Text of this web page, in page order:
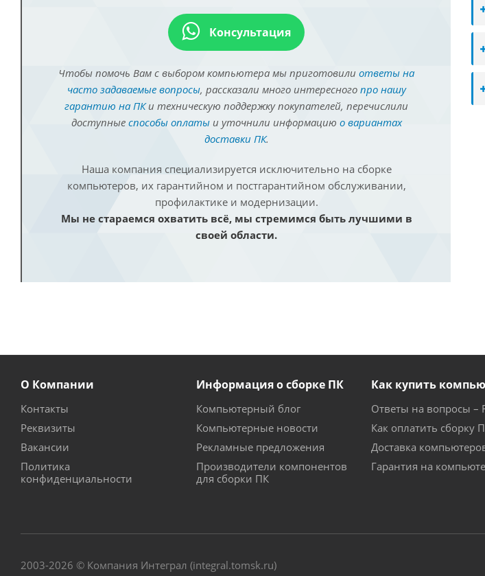
Консультация
Чтобы помочь Вам с выбором компьютера мы приготовили ответы на
часто задаваемые вопросы, рассказали много интересного про нашу
гарантию на ПКи техническую поддержку покупателей, перечислили
доступные способы оплатыи уточнили информацию о вариантах
доставки ПК.
Наша компания специализируется исключительно на сборке
компьютеров, их гарантийном и постгарантийном обслуживании,
профилактике и модернизации.
Мы не стараемся охватить всё, мы стремимся быть лучшими в
своей области.
О Компании
Контакты
Реквизиты
Вакансии
Политика
конфиденциальности
Информация о сборке ПК
Компьютерный блог
Компьютерные новости
Рекламные предложения
Производители компонентов
для сборки ПК
Как купить
Ответы на вопросы –
Как оплатить сборку
Доставка
Гарантия на
2003-2026 © Компания Интеграл (integral.tomsk.ru)